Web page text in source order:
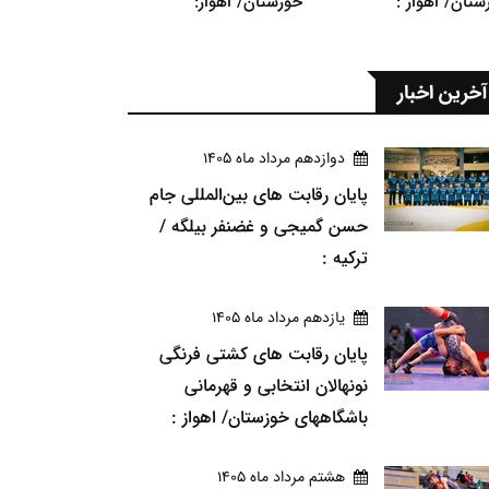
آخرین اخبار
دوازدهم مرداد ماه 1405
پایان رقابت های بین‌المللی جام
حسن گمیجی و غضنفر بیلگه /
ترکیه :
يازدهم مرداد ماه 1405
پایان رقابت های کشتی فرنگی
نونهالان انتخابی و قهرمانی
باشگاههای خوزستان/ اهواز :
هشتم مرداد ماه 1405